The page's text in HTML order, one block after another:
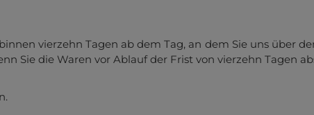
vierzehn Tagen ab dem Tag, an dem Sie uns über
Sie die Waren vor Ablauf der Frist von vierzehn Tagen